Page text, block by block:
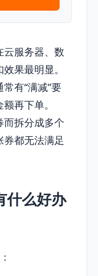
云服务器、数
果最明显。
有“满减”要
再下单。
而拆分成多个
都无法满足
什么好办